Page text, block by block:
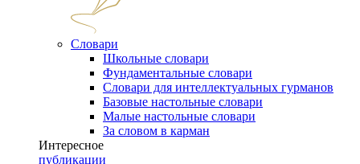
Словари
Школьные словари
Фундаментальные словари
Словари для интеллектуальных гурманов
Базовые настольные словари
Малые настольные словари
За словом в карман
Интересное
публикации